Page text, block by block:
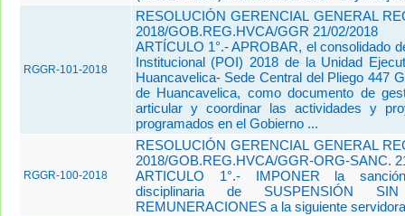
RGGR-101-2018
RESOLUCIÓN GERENCIAL GENERAL
2018/GOB.REG.HVCA/GGR 21/02/2018
ARTÍCULO 1°.- APROBAR, el consolidado
Institucional (POI) 2018 de la Unidad
Huancavelica- Sede Central del Pliego 447
de Huancavelica, como documento de
articular y coordinar las actividades y
programados en el Gobierno ...
RGGR-100-2018
RESOLUCIÓN GERENCIAL GENERAL
2018/GOB.REG.HVCA/GGR-ORG-SANC.
ARTICULO 1°.- IMPONER la
disciplinaria de SUSPENSIÓN
REMUNERACIONES a la siguiente